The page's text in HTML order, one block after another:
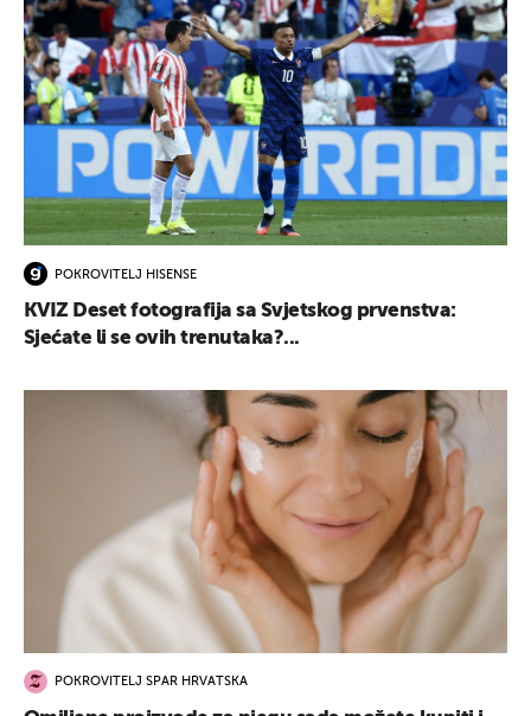
POKROVITELJ HISENSE
KVIZ Deset fotografija sa Svjetskog prvenstva:
Sjećate li se ovih trenutaka?...
POKROVITELJ SPAR HRVATSKA